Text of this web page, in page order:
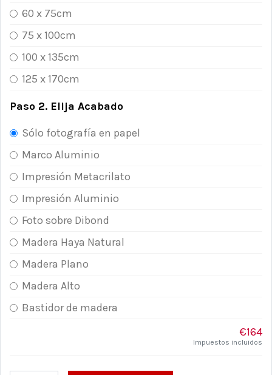
60 x 75cm
75 x 100cm
100 x 135cm
125 x 170cm
Paso 2. Elija Acabado
Sólo fotografía en papel
Marco Aluminio
Impresión Metacrilato
Impresión Aluminio
Foto sobre Dibond
Madera Haya Natural
Madera Plano
Madera Alto
Bastidor de madera
€164
Impuestos incluidos